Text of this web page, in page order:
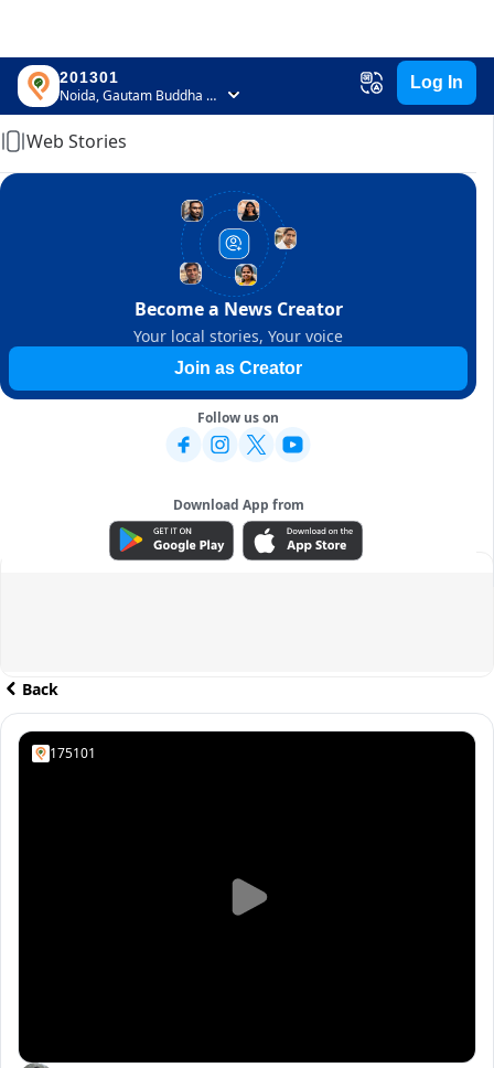
201301
Noida, Gautam Buddha Nagar, Uttar Pradesh
Log In
Home
Web Stories
Become a News Creator
Your local stories, Your voice
Join as Creator
Follow us on
Download App from
ADVERTISEMENT
Back
175101